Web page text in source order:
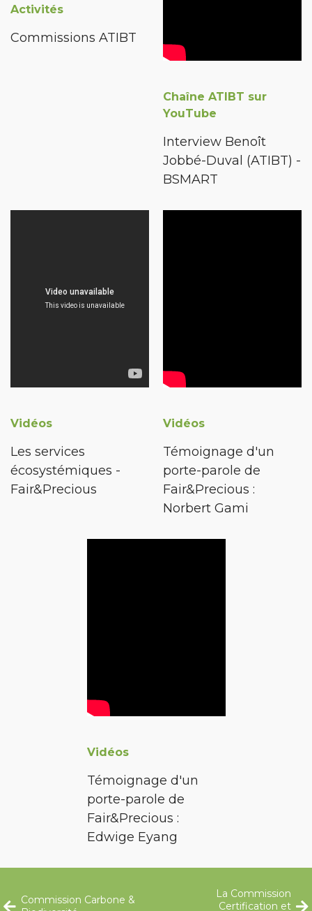
Activités
Commissions ATIBT
Chaîne ATIBT sur
YouTube
Interview Benoît
Jobbé-Duval (ATIBT) -
BSMART
Vidéos
Les services
écosystémiques -
Fair&Precious
Vidéos
Témoignage d'un
porte-parole de
Fair&Precious :
Norbert Gami
Vidéos
Témoignage d'un
porte-parole de
Fair&Precious :
Edwige Eyang
Commission Carbone &
La Commission
Certification et